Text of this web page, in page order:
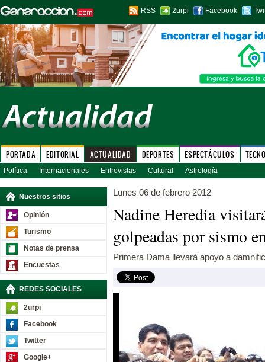
RSS 2urpi Facebook
PORTADA EDITORIAL ACTUALIDAD DEPORTES ESPECTÁCULOS
Política Internacionales Entrevistas Cultural Astrología
Nuestros sitios
Opinión
Turismo
Notas de prensa
Encuestas
REDES SOCIALES
2urpi
Facebook
Twitter
Google+
Lunes 06 de febrero 2012
Nadine Heredia
golpeadas por sismo
Primera Dama llevará apoyo a